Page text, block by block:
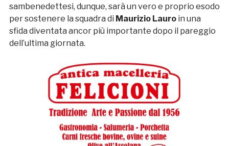
sambenedettesi, dunque, sarà un vero e proprio esodo
per sostenere la squadra di Maurizio Lauroin una
sfida diventata ancor più importante dopo il pareggio
dell’ultima giornata.